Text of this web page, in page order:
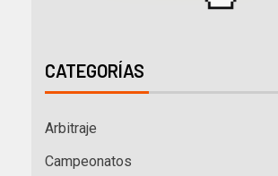
CATEGORÍAS
Arbitraje
Campeonatos